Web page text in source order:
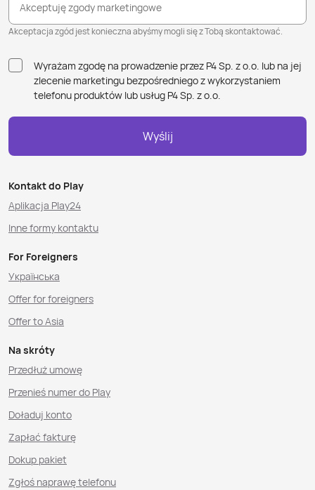
Akceptuję zgody marketingowe
Akceptacja zgód jest konieczna abyśmy mogli się z Tobą skontaktować.
Wyrażam zgodę na prowadzenie przez P4 Sp. z o.o. lub na jej
zlecenie marketingu bezpośredniego z wykorzystaniem
telefonu produktów lub usług P4 Sp. z o.o.
Wyślij
Kontakt do Play
Aplikacja Play24
Inne formy kontaktu
For Foreigners
Українська
Offer for foreigners
Offer to Asia
Na skróty
Przedłuż umowę
Przenieś numer do Play
Doładuj konto
Zapłać fakturę
Dokup pakiet
Zgłoś naprawę telefonu